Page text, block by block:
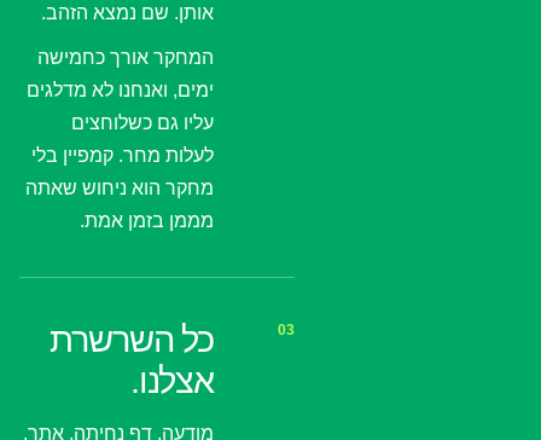
אותן. שם נמצא הזהב.
המחקר אורך כחמישה
ימים, ואנחנו לא מדלגים
עליו גם כשלוחצים
לעלות מחר. קמפיין בלי
מחקר הוא ניחוש שאתה
מממן בזמן אמת.
03
כל השרשרת
אצלנו.
מודעה, דף נחיתה, אתר,